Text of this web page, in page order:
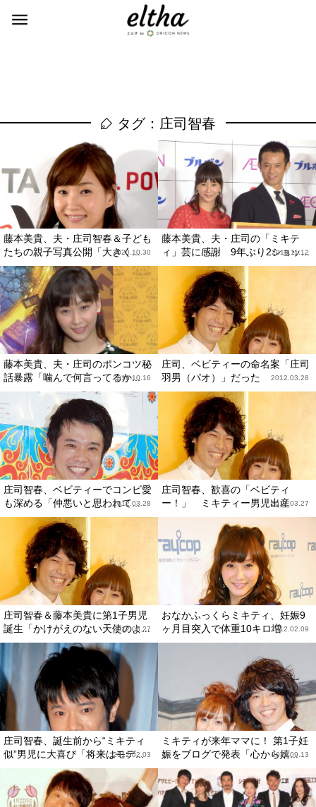
タグ：庄司智春
藤本美貴、夫・庄司智春＆子ども
たちの親子写真公開「大きく...
2020.10.30
藤本美貴、夫・庄司の「ミキテ
ィ」芸に感謝 9年ぶり2ショッ...
2018.11.12
藤本美貴、夫・庄司のポンコツ秘
話暴露「噛んで何言ってるか...
2018.10.16
庄司、ベビティーの命名案「庄司
羽男（パオ）」だった
2012.03.28
庄司智春、ベビティーでコンビ愛
も深める「仲悪いと思われて...
2012.03.28
庄司智春、歓喜の「ベビティ
ー！」 ミキティー男児出産2012.03.27
庄司智春＆藤本美貴に第1子男児
誕生「かけがえのない天使のよ...
2012.03.27
おなかふっくらミキティ、妊娠9
ヶ月目突入で体重10キロ増2012.02.09
庄司智春、誕生前から“ミキティ
似”男児に大喜び「将来はモデ...
2012.02.03
ミキティが来年ママに！ 第1子妊
娠をブログで発表「心から嬉...
2011.09.13